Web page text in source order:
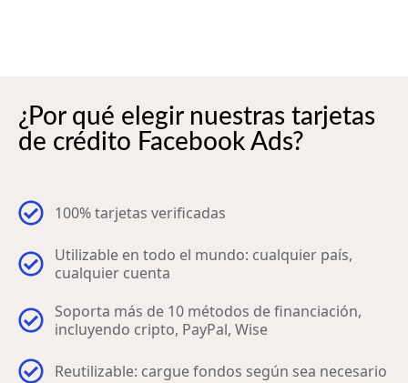
¿Por qué elegir nuestras tarjetas
de crédito Facebook Ads?
100% tarjetas verificadas
Utilizable en todo el mundo: cualquier país,
cualquier cuenta
Soporta más de 10 métodos de financiación,
incluyendo cripto, PayPal, Wise
Reutilizable: cargue fondos según sea necesario